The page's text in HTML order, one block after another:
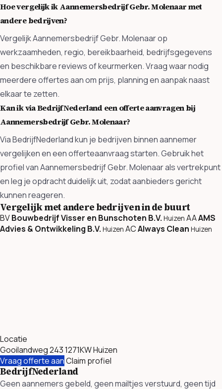
Hoe vergelijk ik Aannemersbedrijf Gebr. Molenaar met
andere bedrijven?
Vergelijk Aannemersbedrijf Gebr. Molenaar op
werkzaamheden, regio, bereikbaarheid, bedrijfsgegevens
en beschikbare reviews of keurmerken. Vraag waar nodig
meerdere offertes aan om prijs, planning en aanpak naast
elkaar te zetten.
Kan ik via BedrijfNederland een offerte aanvragen bij
Aannemersbedrijf Gebr. Molenaar?
Via BedrijfNederland kun je bedrijven binnen aannemer
vergelijken en een offerteaanvraag starten. Gebruik het
profiel van Aannemersbedrijf Gebr. Molenaar als vertrekpunt
en leg je opdracht duidelijk uit, zodat aanbieders gericht
kunnen reageren.
Vergelijk met andere bedrijven in de buurt
BVBouwbedrijf Visser en Bunschoten B.V. Huizen AAAMS
Advies & Ontwikkeling B.V. Huizen ACAlways Clean Huizen
Locatie
Gooilandweg 243 1271KW Huizen
Vraag offerte aanClaim profiel
BedrijfNederland
Geen aannemers gebeld, geen mailtjes verstuurd, geen tijd